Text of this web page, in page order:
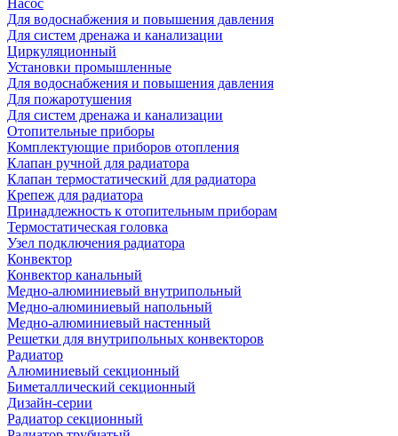
Насос
Для водоснабжения и повышения давления
Для систем дренажа и канализации
Циркуляционный
Установки промышленные
Для водоснабжения и повышения давления
Для пожаротушения
Для систем дренажа и канализации
Отопительные приборы
Комплектующие приборов отопления
Клапан ручной для радиатора
Клапан термостатический для радиатора
Крепеж для радиатора
Принадлежность к отопительным приборам
Термостатическая головка
Узел подключения радиатора
Конвектор
Конвектор канальный
Медно-алюминиевый внутрипольный
Медно-алюминиевый напольный
Медно-алюминиевый настенный
Решетки для внутрипольных конвекторов
Радиатор
Алюминиевый секционный
Биметаллический секционный
Дизайн-серии
Радиатор секционный